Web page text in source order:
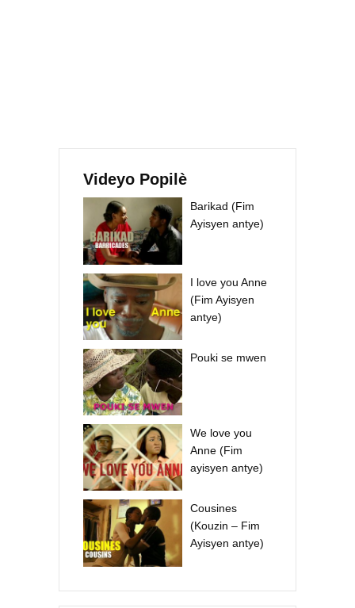
Videyo Popilè
Barikad (Fim
Ayisyen antye)
I love you Anne
(Fim Ayisyen
antye)
Pouki se mwen
We love you
Anne (Fim
ayisyen antye)
Cousines
(Kouzin – Fim
Ayisyen antye)